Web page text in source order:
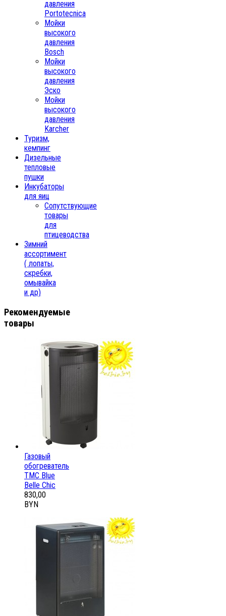
давления
Portotecnica
Мойки
высокого
давления
Bosch
Мойки
высокого
давления
Эско
Мойки
высокого
давления
Karcher
Туризм,
кемпинг
Дизельные
тепловые
пушки
Инкубаторы
для яиц
Сопутствующие
товары
для
птицеводства
Зимний
ассортимент
( лопаты,
скребки,
омывайка
и др)
Рекомендуемые
товары
Газовый
обогреватель
ТМС Blue
Belle Chic
830,00
BYN